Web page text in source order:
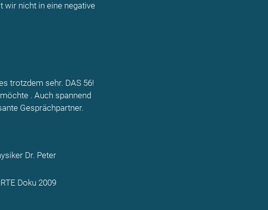
wir nicht in eine negative
trotzdem sehr. DAS 56!
. Auch spannend
Gesprächpartner.
Dr. Peter
Doku 2009